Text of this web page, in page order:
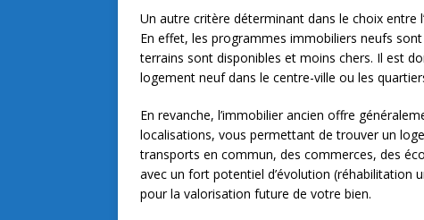
Un autre critère déterminant dans le choix entre
En effet, les programmes immobiliers neufs
terrains sont disponibles et moins chers. Il est
logement neuf dans le centre-ville ou les
En revanche, l’immobilier ancien offre
localisations, vous permettant de trouver un
transports en commun, des commerces, des
avec un fort potentiel d’évolution
pour la valorisation future de votre bien.